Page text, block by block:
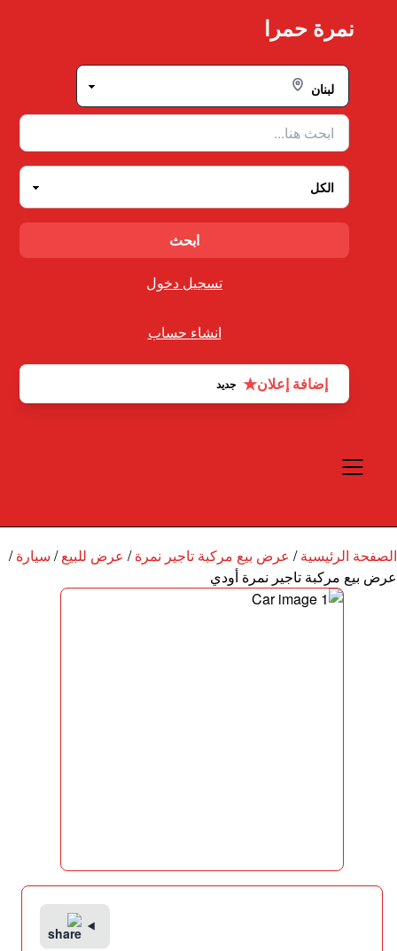
نمرة حمرا
تسجيل دخول
انشاء حساب
إضافة إعلان★ جديد
الصفحة الرئيسية/ عرض بيع مركبة تاجير نمرة/ عرض للبيع/ سيارة/
عرض بيع مركبة تاجير نمرة أودي